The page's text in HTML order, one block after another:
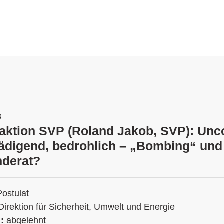
SVP (Roland Jakob, SVP):
bedrohlich – „Bombing“
für Sicherheit, Umwelt und Energie
abgelehnt